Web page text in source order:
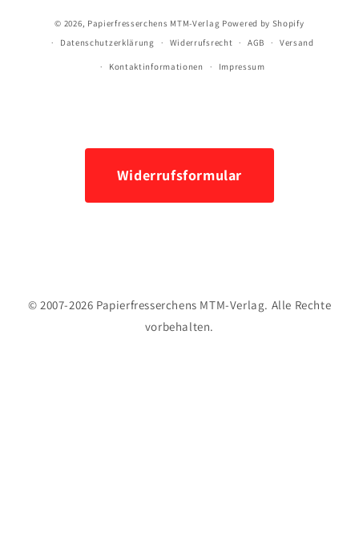
© 2026, Papierfresserchens MTM-Verlag Powered by Shopify
Datenschutzerklärung
Widerrufsrecht AGB Versand
Kontaktinformationen Impressum
Widerrufsformular
© 2007-2026 Papierfresserchens MTM-Verlag. Alle Rechte
vorbehalten.